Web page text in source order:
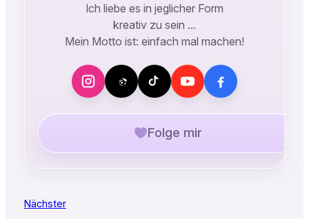
Ich liebe es in jeglicher Form
kreativ zu sein …
Mein Motto ist: einfach mal machen!
Folge mir
Nächster